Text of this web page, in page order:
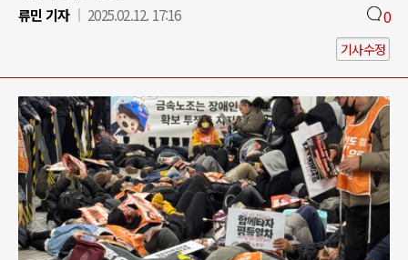
류민 기자
2025.02.12. 17:16 0
기사수정